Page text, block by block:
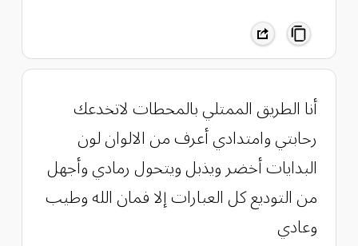
أنا الطريق الممتلي بالمحطات لاتخدعك
رحابتي وامتدادي أعرف من الالوان لون
البدايات أخضر ويذبل ويتحول رمادي وأجهل
من التوديع كل العبارات إلا فمان الله وطيب
وعادي